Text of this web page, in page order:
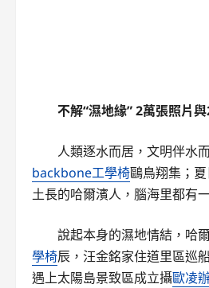
不解“濕地緣” 2萬張照片
人類逐水而居，文明伴水
backbone工學椅鷗鳥翔集；
土長的哈爾濱人，腦海里都有
說起本身的濕地情結，哈
學椅辰，汪金銘家住道里區巡
遇上太陽島景致區成立攝歐凌